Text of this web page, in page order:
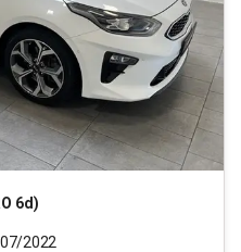
6d)
07/2022